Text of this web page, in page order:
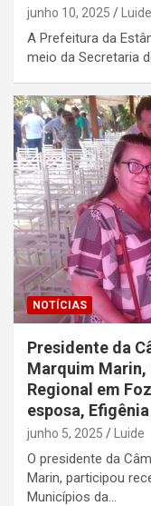
junho 10, 2025 Luide
A Prefeitura da
meio da Secretaria
NOTÍCIAS
Presidente da
Marquim
Regional em
esposa,
junho 5, 2025 Luide
O presidente da
Marin, participou
Municípios da…